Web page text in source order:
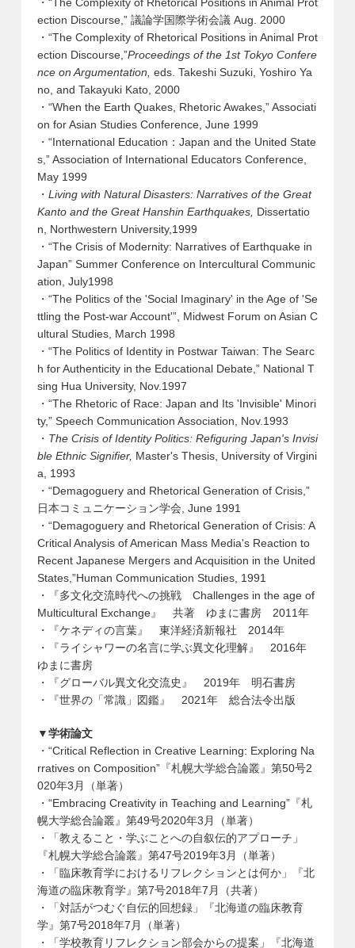
・“The Complexity of Rhetorical Positions in Animal Prot
ection Discourse,” 議論学国際学術会議 Aug. 2000
・“The Complexity of Rhetorical Positions in Animal Prot
ection Discourse,”Proceedings of the 1st Tokyo Confere
nce on Argumentation, eds. Takeshi Suzuki, Yoshiro Ya
no, and Takayuki Kato, 2000
・“When the Earth Quakes, Rhetoric Awakes,” Associati
on for Asian Studies Conference, June 1999
・“International Education：Japan and the United State
s,” Association of International Educators Conference,
May 1999
・ Living with Natural Disasters: Narratives of the Great
Kanto and the Great Hanshin Earthquakes, Dissertatio
n, Northwestern University,1999
・“The Crisis of Modernity: Narratives of Earthquake in
Japan” Summer Conference on Intercultural Communic
ation, July1998
・“The Politics of the 'Social Imaginary' in the Age of 'Se
ttling the Post-war Account'”, Midwest Forum on Asian C
ultural Studies, March 1998
・“The Politics of Identity in Postwar Taiwan: The Searc
h for Authenticity in the Educational Debate,” National T
sing Hua University, Nov.1997
・“The Rhetoric of Race: Japan and Its 'Invisible' Minori
ty,” Speech Communication Association, Nov.1993
・ The Crisis of Identity Politics: Refiguring Japan's Invisi
ble Ethnic Signifier, Master's Thesis, University of Virgini
a, 1993
・“Demagoguery and Rhetorical Generation of Crisis,”
日本コミュニケーション学会, June 1991
・“Demagoguery and Rhetorical Generation of Crisis: A
Critical Analysis of American Mass Media's Reaction to
Recent Japanese Mergers and Acquisition in the United
States,”Human Communication Studies, 1991
・『多文化交流時代への挑戦 Challenges in the age of
Multicultural Exchange』 共著 ゆまに書房 2011年
・『ケネディの言葉』 東洋経済新報社 2014年
・『ライシャワーの名言に学ぶ異文化理解』 2016年
ゆまに書房
・『グローバル異文化交流史』 2019年 明石書房
・『世界の「常識」図鑑』 2021年 総合法令出版
▼学術論文
・“Critical Reflection in Creative Learning: Exploring Na
rratives on Composition”『札幌大学総合論叢』第50号2
020年3月（単著）
・“Embracing Creativity in Teaching and Learning”『札
幌大学総合論叢』第49号2020年3月（単著）
・「教えること・学ぶことへの自叙伝的アプローチ」
『札幌大学総合論叢』第47号2019年3月（単著）
・「臨床教育学におけるリフレクションとは何か」『北
海道の臨床教育学』第7号2018年7月（共著）
・「対話がつむぐ自伝的回想録」『北海道の臨床教育
学』第7号2018年7月（単著）
・「学校教育リフレクション部会からの提案」『北海道